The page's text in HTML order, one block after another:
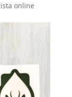
online